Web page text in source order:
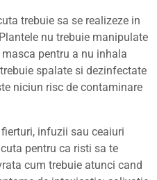
trebuie sa se realizeze in
nu trebuie manipulate
pentru a nu inhala
spalate si dezinfectate
niciun risc de contaminare
infuzii sau ceaiuri
pentru ca risti sa te
cum trebuie atunci cand